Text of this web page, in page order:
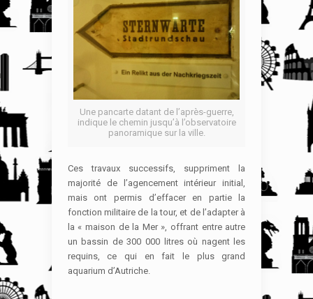
Une pancarte datant de l’après-guerre,
indique le chemin jusqu’à l’observatoire
panoramique sur la ville.
Ces travaux successifs, suppriment la
majorité de l’agencement intérieur initial,
mais ont permis d’effacer en partie la
fonction militaire de la tour, et de l’adapter à
la « maison de la Mer », offrant entre autre
un bassin de 300 000 litres où nagent les
requins, ce qui en fait le plus grand
aquarium d’Autriche.